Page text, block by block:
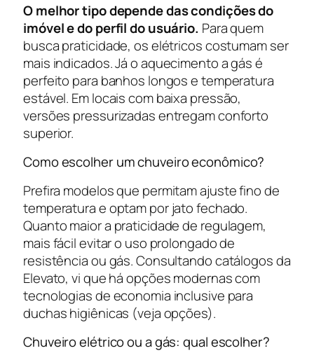
O melhor tipo depende das condições do
imóvel e do perfil do usuário. Para quem
busca praticidade, os elétricos costumam ser
mais indicados. Já o aquecimento a gás é
perfeito para banhos longos e temperatura
estável. Em locais com baixa pressão,
versões pressurizadas entregam conforto
superior.
Como escolher um chuveiro econômico?
Prefira modelos que permitam ajuste fino de
temperatura e optam por jato fechado.
Quanto maior a praticidade de regulagem,
mais fácil evitar o uso prolongado de
resistência ou gás. Consultando catálogos da
Elevato, vi que há opções modernas com
tecnologias de economia inclusive para
duchas higiênicas (veja opções).
Chuveiro elétrico ou a gás: qual escolher?